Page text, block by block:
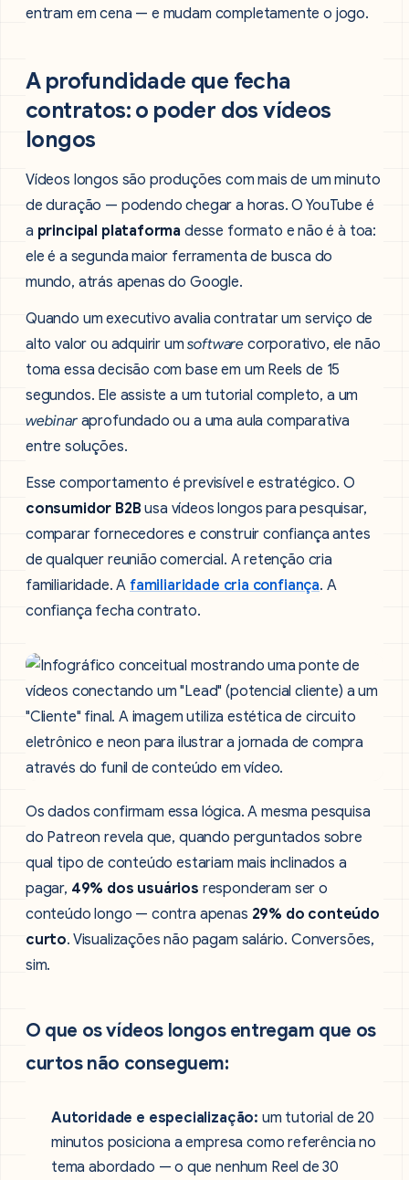
entram em cena — e mudam completamente o jogo.
A profundidade que fecha
contratos: o poder dos vídeos
longos
Vídeos longos são produções com mais de um minuto
de duração — podendo chegar a horas. O YouTube é
a principal plataforma desse formato e não é à toa:
ele é a segunda maior ferramenta de busca do
mundo, atrás apenas do Google.
Quando um executivo avalia contratar um serviço de
alto valor ou adquirir umsoftware corporativo, ele não
toma essa decisão com base em um Reels de 15
segundos. Ele assiste a um tutorial completo, a um
webinaraprofundado ou a uma aula comparativa
entre soluções.
Esse comportamento é previsível e estratégico. O
consumidor B2B usa vídeos longos para pesquisar,
comparar fornecedores e construir confiança antes
de qualquer reunião comercial. A retenção cria
familiaridade. A familiaridade cria confiança. A
confiança fecha contrato.
Os dados confirmam essa lógica. A mesma pesquisa
do Patreon revela que, quando perguntados sobre
qual tipo de conteúdo estariam mais inclinados a
pagar, 49% dos usuários responderam ser o
conteúdo longo — contra apenas 29% do conteúdo
curto. Visualizações não pagam salário. Conversões,
sim.
O que os vídeos longos entregam que os
curtos não conseguem:
Autoridade e especialização: um tutorial de 20
minutos posiciona a empresa como referência no
tema abordado — o que nenhum Reel de 30